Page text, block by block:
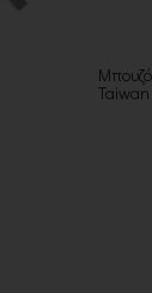
Taiwan